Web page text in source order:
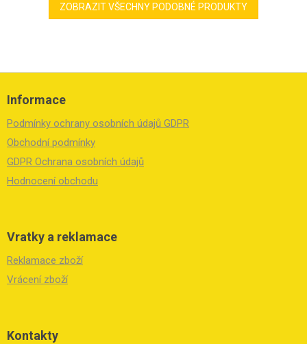
ZOBRAZIT VŠECHNY PODOBNÉ PRODUKTY
Z
Informace
Podmínky ochrany osobních údajů GDPR
Obchodní podmínky
GDPR Ochrana osobních údajů
Hodnocení obchodu
Vratky a reklamace
Reklamace zboží
Vrácení zboží
Kontakty